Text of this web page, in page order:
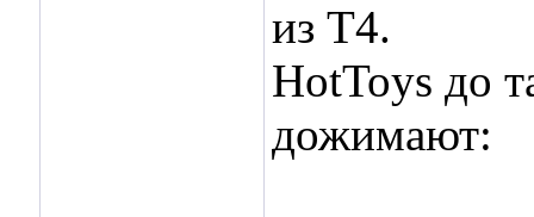
из Т4.
HotToys до
дожимают: